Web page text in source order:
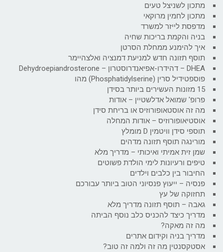
מתכון לשניצל טעים
מתכון לחמין מרוקאי
מדפסת לייזר למשרד
בניה והקמת בריכות שחיה
איך להימנע ממחלת הסרטן
תוסף תזונה חדש למניעת דמנציה ואלצהיימר
DHEA – דהידרו-אפיאנדרוסטרון – Dehydroepiandrosterone
פוספטידיל סרין (Phosphatidylserine) מהו
15 מזונות העשירים ביותר בסידן
פרופ' שמואל אדלשטיין – אודות
מה זה אוסטאופורוזיס או בריחת סידן
אוסטיאופורוזיס – אודות המחלה
תוספי סידן וויטמין D מומלץ
מורינגה תוסף תזונה מדהים
שמן זית אמיתי ואיכותי – מדריך מלא
טיפים ורעיונות לימי הולדת פשוטים
החיבור בין כלבים וילדים
פנסיה – ייעוץ פנסיוני הטוב ביותר עבורכם
תחזוקה של עץ
גאבה – תוסף תזונה מדריך מלא
מדריך כיצד להכניס כלב נוסף הביתה
מה זה מאקה?
מדריך בניה וקידום אתרים
אסטקסנטין מה זה ולמה זה טוב?